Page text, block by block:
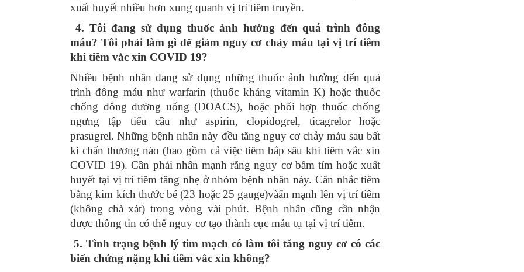
xuất huyết nhiều hơn xung quanh vị trí tiêm truyền.
4. Tôi đang sử dụng thuốc ảnh hưởng đến quá trình đông
máu? Tôi phải làm gì để giảm nguy cơ chảy máu tại vị trí tiêm
khi tiêm vắc xin COVID 19?
Nhiều bệnh nhân đang sử dụng những thuốc ảnh hưởng đến quá
trình đông máu như warfarin (thuốc kháng vitamin K) hoặc thuốc
chống đông đường uống (DOACS), hoặc phối hợp thuốc chống
ngưng tập tiểu cầu như aspirin, clopidogrel, ticagrelor hoặc
prasugrel. Những bệnh nhân này đều tăng nguy cơ chảy máu sau bất
kì chấn thương nào (bao gồm cả việc tiêm bắp sâu khi tiêm vắc xin
COVID 19). Cần phải nhấn mạnh rằng nguy cơ bầm tím hoặc xuất
huyết tại vị trí tiêm tăng nhẹ ở nhóm bệnh nhân này. Cân nhắc tiêm
bằng kim kích thước bé (23 hoặc 25 gauge)vàấn mạnh lên vị trí tiêm
(không chà xát) trong vòng vài phút. Bệnh nhân cũng cần nhận
được thông tin có thể nguy cơ tạo thành cục máu tụ tại vị trí tiêm.
5. Tình trạng bệnh lý tim mạch có làm tôi tăng nguy cơ có các
biến chứng nặng khi tiêm vắc xin không?